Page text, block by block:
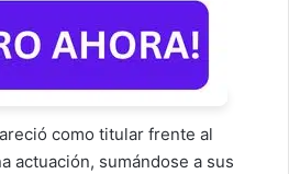
como titular frente al
actuación, sumándose a sus